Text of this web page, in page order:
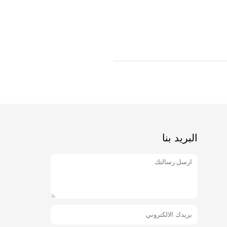
البريد بنا